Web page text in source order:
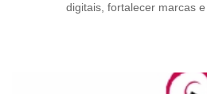
digitais, fortalecer marcas